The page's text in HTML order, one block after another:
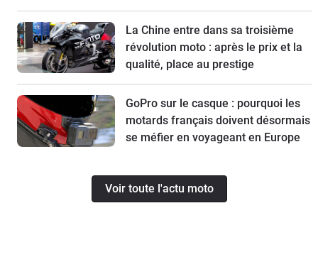
La Chine entre dans sa troisième
révolution moto : après le prix et la
qualité, place au prestige
GoPro sur le casque : pourquoi les
motards français doivent désormais
se méfier en voyageant en Europe
Voir toute l'actu moto